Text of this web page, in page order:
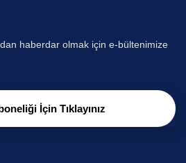
haberdar olmak için e-bültenimize
İçin Tıklayınız